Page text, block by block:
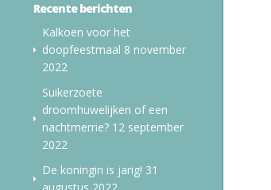
Recente berichten
Kalkoen voor het
doopfeestmaal 8 november
2022
Suikerzoete
droomhuwelijken of een
nachtmerrie? 12 september
2022
De koningin is jarig! 31